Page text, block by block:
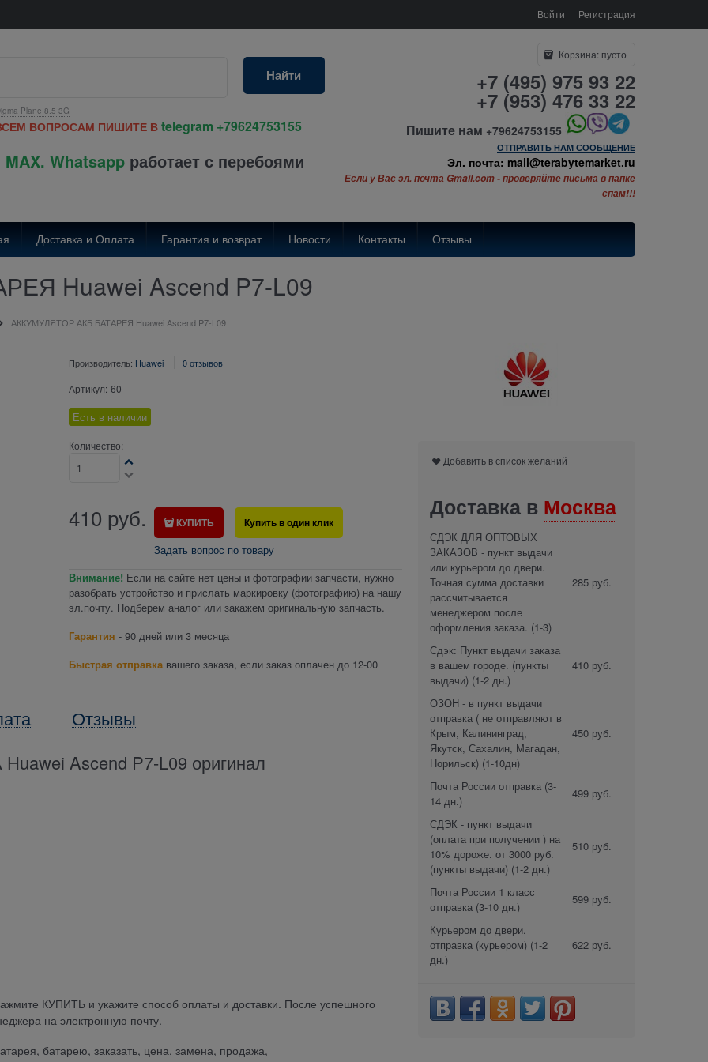
Войти Регистрация
Plane 8.5 3G
Найти
ВОПРОСАМ ПИШИТЕ В telegram +79624753155
Whatsapp работает с перебоями
Корзина: пусто
+7 (495) 975 93 22
+7 (953) 476 33 22
Пишите нам +79624753155
ОТПРАВИТЬ НАМ СООБЩЕНИЕ
Эл. почта: mail@terabytemarket.ru
Если у Вас эл. почта Gmail.com - проверяйте письма в папке
спам!!!
Доставка и Оплата Гарантия и возврат Новости Контакты Отзывы
Huawei Ascend P7-L09
АККУМУЛЯТОР АКБ БАТАРЕЯ Huawei Ascend P7-L09
Производитель: Huawei 0 отзывов
Артикул: 60
Есть в наличии
Количество:
410 руб. КУПИТЬ Купить в один клик
Задать вопрос по товару
Внимание! Если на сайте нет цены и фотографии запчасти, нужно
разобрать устройство и прислать маркировку (фотографию) на нашу
эл.почту. Подберем аналог или закажем оригинальную запчасть.
Гарантия - 90 дней или 3 месяца
Быстрая отправкавашего заказа, если заказ оплачен до 12-00
Отзывы
Ascend P7-L09 оригинал
КУПИТЬ и укажите способ оплаты и доставки. После успешного
на электронную почту.
батарею, заказать, цена, замена, продажа,
Добавить в список желаний
Доставка в Москва
СДЭК ДЛЯ ОПТОВЫХ
ЗАКАЗОВ - пункт выдачи
или курьером до двери.
Точная сумма доставки
рассчитывается
менеджером после
оформления заказа. (1-3)
285 руб.
Сдэк: Пункт выдачи заказа
в вашем городе. (пункты
выдачи) (1-2 дн.)
410 руб.
ОЗОН - в пункт выдачи
отправка ( не отправляют в
Крым, Калининград,
Якутск, Сахалин, Магадан,
Норильск) (1-10дн)
450 руб.
Почта России отправка (3-
14 дн.)
499 руб.
СДЭК - пункт выдачи
(оплата при получении ) на
10% дороже. от 3000 руб.
(пункты выдачи) (1-2 дн.)
510 руб.
Почта России 1 класс
отправка (3-10 дн.)
599 руб.
Курьером до двери.
отправка (курьером) (1-2
дн.)
622 руб.